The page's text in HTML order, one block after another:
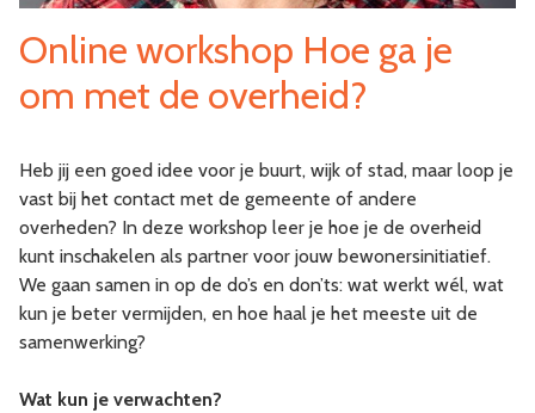
Online workshop Hoe ga je
om met de overheid?
Heb jij een goed idee voor je buurt, wijk of stad, maar loop je
vast bij het contact met de gemeente of andere
overheden? In deze workshop leer je hoe je de overheid
kunt inschakelen als partner voor jouw bewonersinitiatief.
We gaan samen in op de do’s en don’ts: wat werkt wél, wat
kun je beter vermijden, en hoe haal je het meeste uit de
samenwerking?
Wat kun je verwachten?